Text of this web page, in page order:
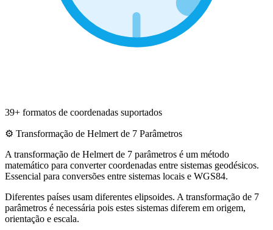
39+ formatos de coordenadas suportados
⚙️ Transformação de Helmert de 7 Parâmetros
A transformação de Helmert de 7 parâmetros é um método
matemático para converter coordenadas entre sistemas geodésicos.
Essencial para conversões entre sistemas locais e WGS84.
Diferentes países usam diferentes elipsoides. A transformação de 7
parâmetros é necessária pois estes sistemas diferem em origem,
orientação e escala.